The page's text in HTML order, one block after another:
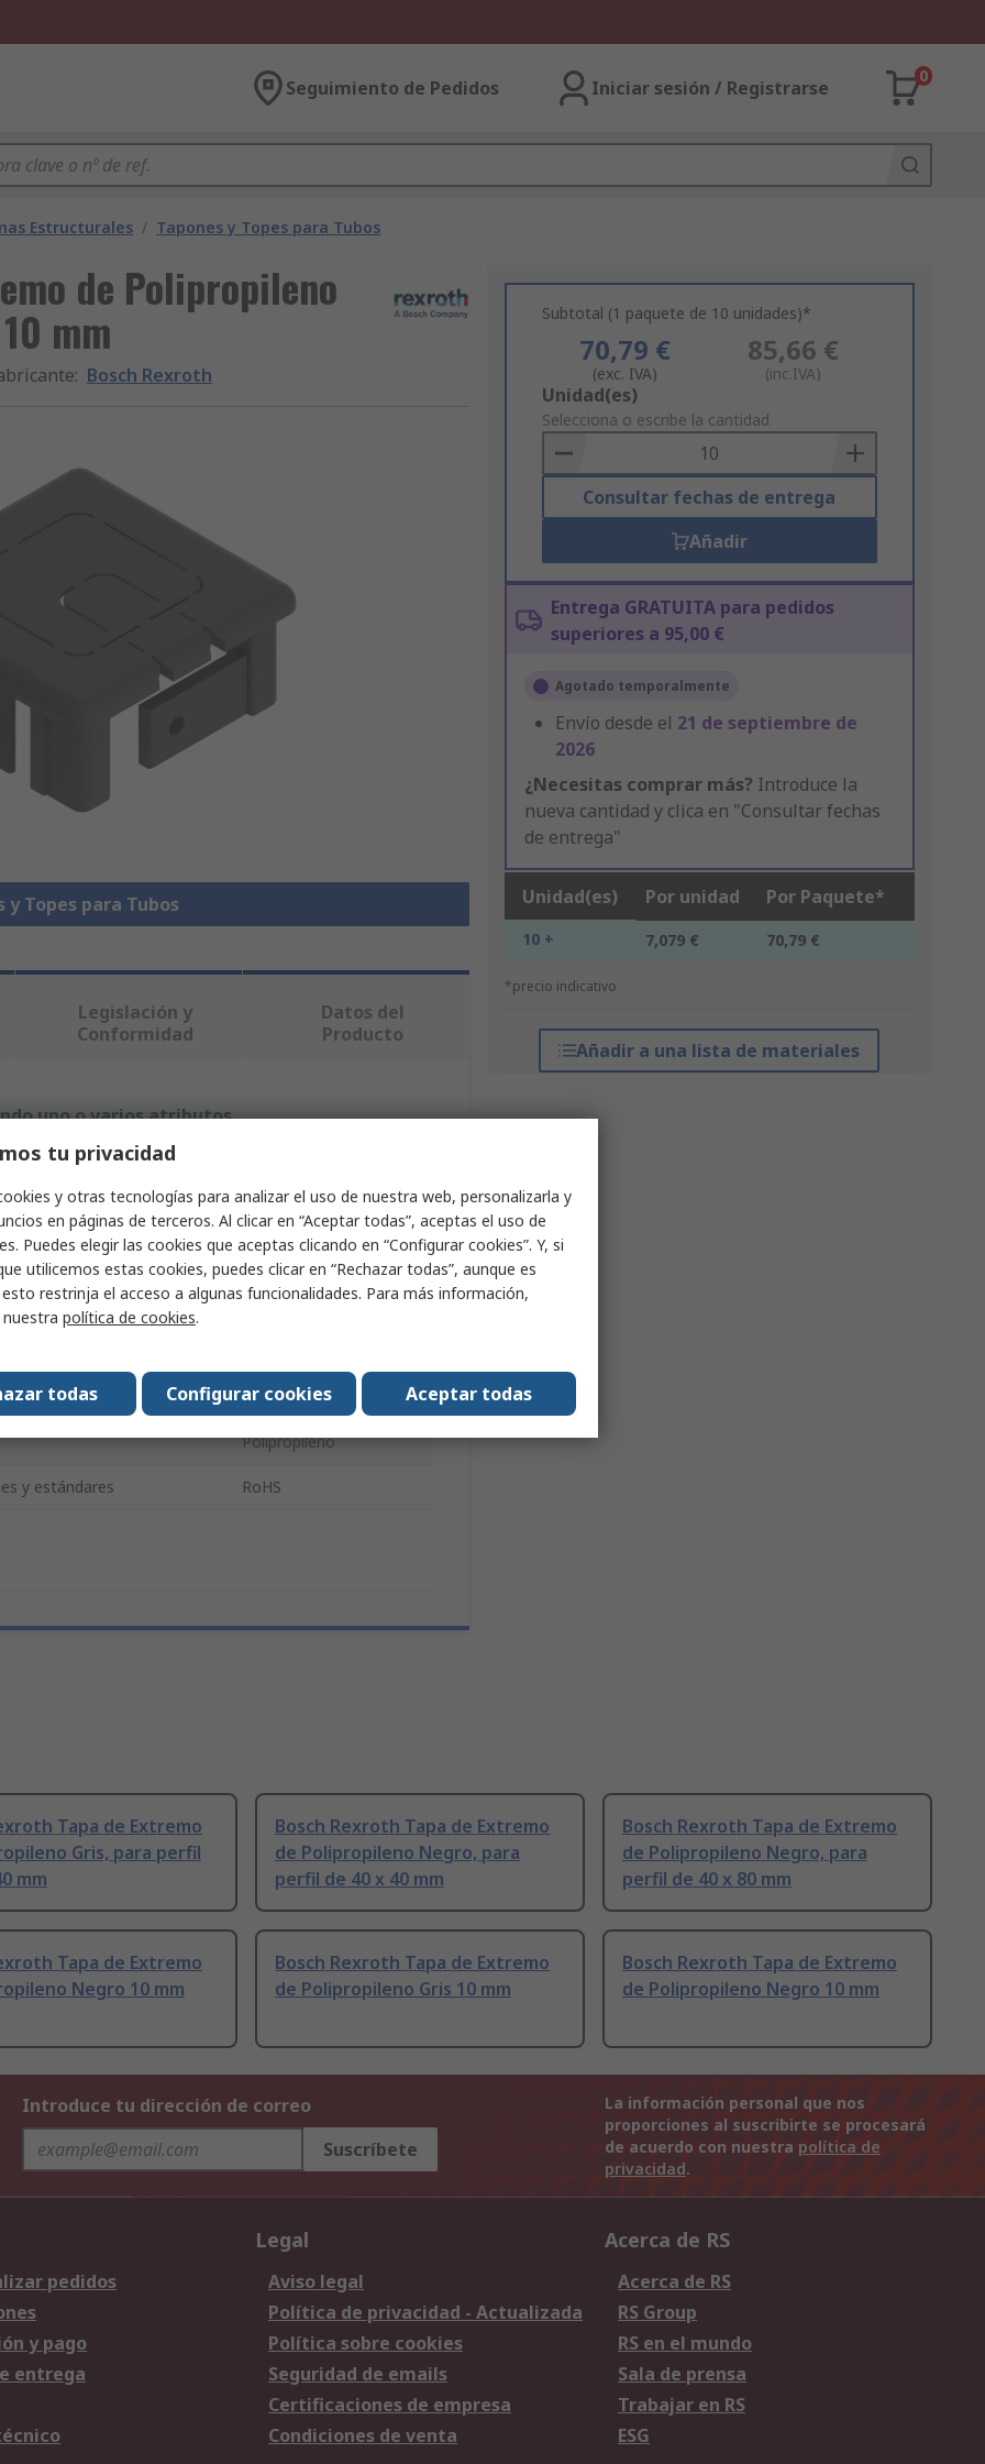
Seguimiento de Pedidos Iniciar sesión / Registrarse
0
Estructurales / Tapones y Topes para Tubos
de Polipropileno
mm
: Bosch Rexroth
y Topes para Tubos
Subtotal (1 paquete de 10 unidades)*
70,79 €
(exc. IVA)
85,66 €
(inc.IVA)
Add
to
Basket
Unidad(es)
Selecciona o escribe la cantidad
Consultar fechas de entrega
Añadir
Entrega GRATUITA para pedidos
superiores a 95,00 €
Agotado temporalmente
Envío desde el 21 de septiembre de
2026
¿Necesitas comprar más? Introduce la
nueva cantidad y clica en "Consultar fechas
de entrega"
Unidad(es) Por unidad Por Paquete*
10 + 7,079 € 70,79 €
*precio indicativo
Añadir a una lista de materiales
Legislación y
Conformidad
Datos del
Producto
uno o varios atributos.
Bosch Rexroth
compatible 40 mm
Gris
Polipropileno
y estándares RoHS
Tapa de Extremo
Gris, para perfil
mm
Bosch Rexroth Tapa de Extremo
de Polipropileno Negro, para
perfil de 40 x 40 mm
Bosch Rexroth Tapa de Extremo
de Polipropileno Negro, para
perfil de 40 x 80 mm
Tapa de Extremo
Negro 10 mm
Bosch Rexroth Tapa de Extremo
de Polipropileno Gris 10 mm
Bosch Rexroth Tapa de Extremo
de Polipropileno Negro 10 mm
Introduce tu dirección de correo
Suscríbete
La información personal que nos
proporciones al suscribirte se procesará
de acuerdo con nuestra política de
privacidad.
pedidos
y pago
entrega
Legal
Aviso legal
Política de privacidad - Actualizada
Política sobre cookies
Seguridad de emails
Certificaciones de empresa
Condiciones de venta
Acerca de RS
Acerca de RS
RS Group
RS en el mundo
Sala de prensa
Trabajar en RS
ESG
tu privacidad
y otras tecnologías para analizar el uso de nuestra web, personalizarla y
en páginas de terceros. Al clicar en “Aceptar todas”, aceptas el uso de
Puedes elegir las cookies que aceptas clicando en “Configurar cookies”. Y, si
utilicemos estas cookies, puedes clicar en “Rechazar todas”, aunque es
restrinja el acceso a algunas funcionalidades. Para más información,
política de cookies.
Aceptar todas
Configurar cookies
todas